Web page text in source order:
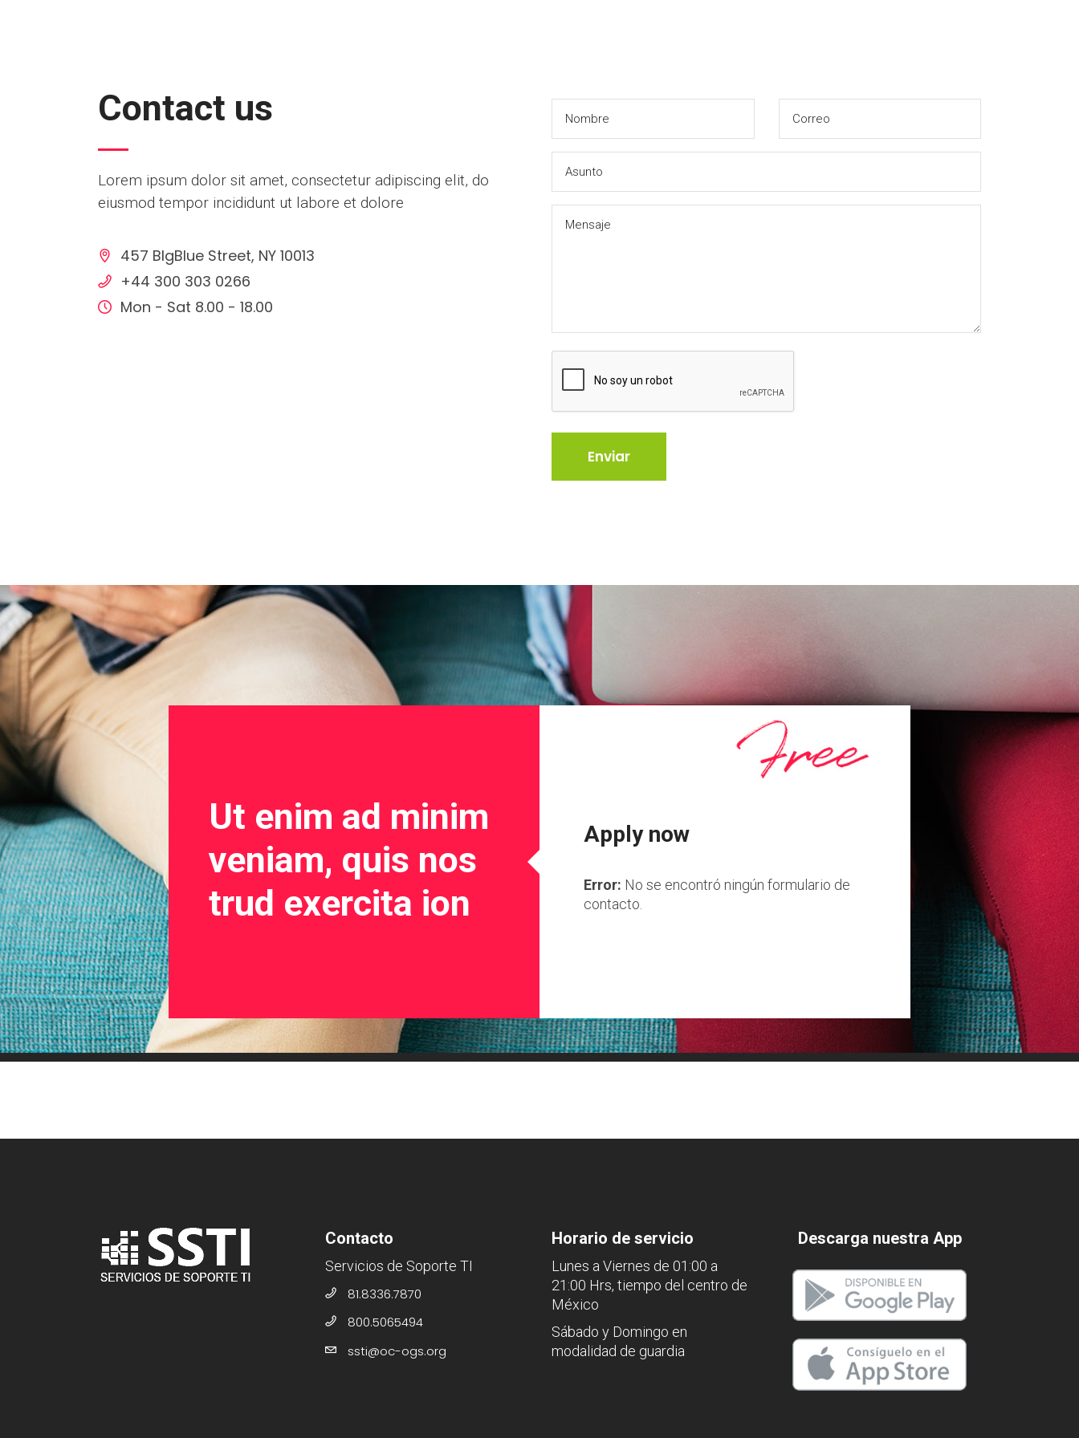
Contact us
Lorem ipsum dolor sit amet, consectetur adipiscing elit, do
eiusmod tempor incididunt ut labore et dolore
457 BIgBlue Street, NY 10013
+44 300 303 0266
Mon - Sat 8.00 - 18.00
Ut enim ad minim
veniam, quis nos
trud exercita ion
Apply now
Error: No se encontró ningún formulario de
contacto.
Contacto
Servicios de Soporte TI
81.8336.7870
800.5065494
ssti@oc-ogs.org
Horario de servicio
Lunes a Viernes de 01:00 a
21:00 Hrs, tiempo del centro de
México
Sábado y Domingo en
modalidad de guardia
Descarga nuestra App